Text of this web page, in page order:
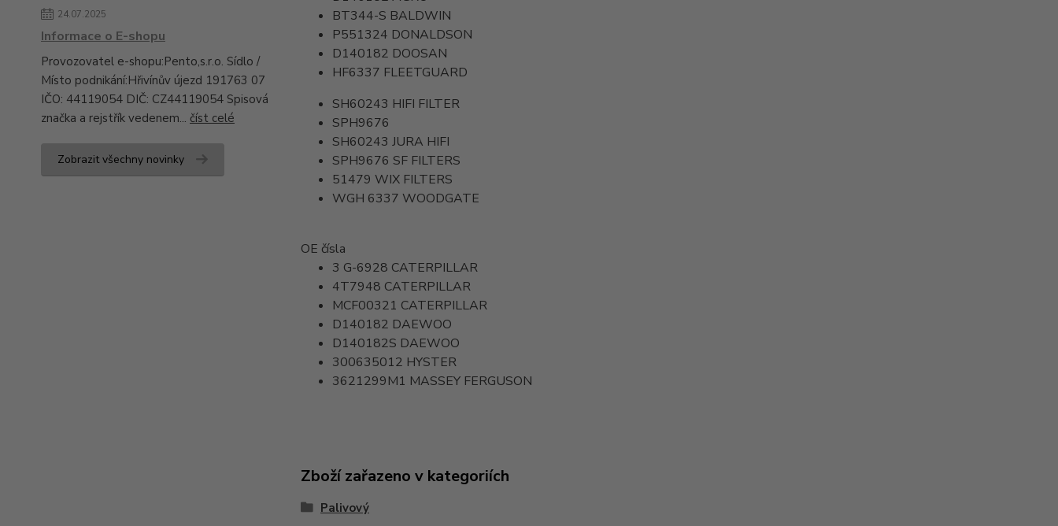
24.07.2025
Informace o E-shopu
Provozovatel e-shopu:Pento,s.r.o. Sídlo /
Místo podnikání:Hřivínův újezd 191763 07
IČO: 44119054 DIČ: CZ44119054 Spisová
značka a rejstřík vedenem... číst celé
Zobrazit všechny novinky
BT344-S BALDWIN
P551324 DONALDSON
D140182 DOOSAN
HF6337 FLEETGUARD
SH60243 HIFI FILTER
SPH9676
SH60243 JURA HIFI
SPH9676 SF FILTERS
51479 WIX FILTERS
WGH 6337 WOODGATE
OE čísla
3 G-6928 CATERPILLAR
4T7948 CATERPILLAR
MCF00321 CATERPILLAR
D140182 DAEWOO
D140182S DAEWOO
300635012 HYSTER
3621299M1 MASSEY FERGUSON
Zboží zařazeno v kategoriích
Palivový